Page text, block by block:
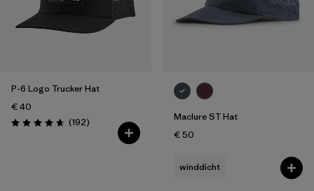
P-6 Logo Trucker Hat
€ 40
Bewertung: 4.7 / 5
(192Rezensionen
)
Maclure ST Hat
€ 50
winddicht